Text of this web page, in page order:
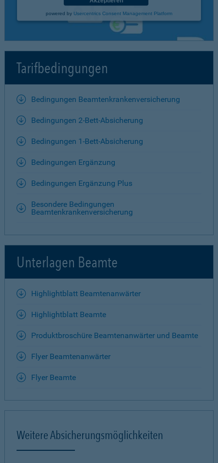
powered by Usercentrics Consent Management Platform
Tarifbedingungen
Bedingungen Beamtenkrankenversicherung
Bedingungen 2-Bett-Absicherung
Bedingungen 1-Bett-Absicherung
Bedingungen Ergänzung
Bedingungen Ergänzung Plus
Besondere Bedingungen
Beamtenkrankenversicherung
Unterlagen Beamte
Highlightblatt Beamtenanwärter
Highlightblatt Beamte
Produktbroschüre Beamtenanwärter und Beamte
Flyer Beamtenanwärter
Flyer Beamte
Weitere Absicherungsmöglichkeiten